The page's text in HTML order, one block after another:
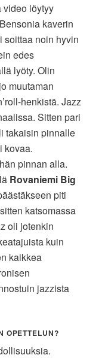
video löytyy
kaverin
soittaa noin hyvin
edes
lyöty. Olin
muutaman
henkistä. Jazz
Sitten pari
takaisin pinnalle
kovaa.
pinnan alla.
Rovaniemi Big
piti
katsomassa
oli jotenkin
kuin
kaikkea
jazzista
OPETTELUN?